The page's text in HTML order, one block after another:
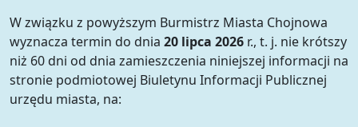
W związku z powyższym Burmistrz Miasta Chojnowa
wyznacza termin do dnia 20 lipca 2026 r., t. j. nie krótszy
niż 60 dni od dnia zamieszczenia niniejszej informacji na
stronie podmiotowej Biuletynu Informacji Publicznej
urzędu miasta, na: